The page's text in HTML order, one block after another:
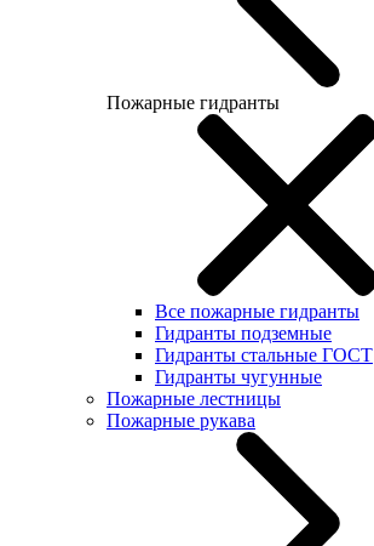
Пожарные гидранты
Все пожарные гидранты
Гидранты подземные
Гидранты стальные ГОСТ
Гидранты чугунные
Пожарные лестницы
Пожарные рукава